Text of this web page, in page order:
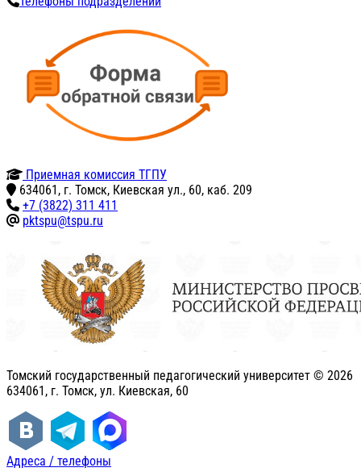
Приемная комиссия ТГПУ
634061, г. Томск, Киевская ул., 60, каб. 209
+7 (3822) 311 411
pktspu@tspu.ru
Томский государственный педагогический университет © 2026
634061, г. Томск, ул. Киевская, 60
Адреса / телефоны